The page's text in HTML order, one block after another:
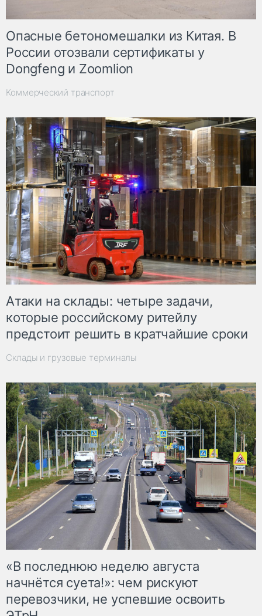
Опасные бетономешалки из Китая. В
России отозвали сертификаты у
Dongfeng и Zoomlion
Коммерческий транспорт
Атаки на склады: четыре задачи,
которые российскому ритейлу
предстоит решить в кратчайшие сроки
Склады и грузовые терминалы
«В последнюю неделю августа
начнётся суета!»: чем рискуют
перевозчики, не успевшие освоить